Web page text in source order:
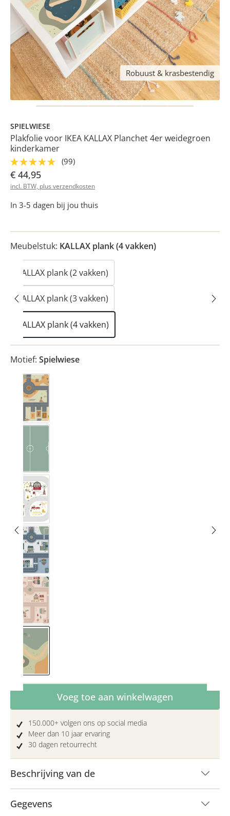
Robuust & krasbestendig
SPIELWIESE
Plakfolie voor IKEA KALLAX Planchet 4er weidegroen
kinderkamer
(99)
€ 44,95
incl. BTW, plus verzendkosten
In 3-5 dagen bij jou thuis
Meubelstuk: KALLAX plank (4 vakken)
KALLAX plank (2 vakken)
KALLAX plank (3 vakken)
KALLAX plank (4 vakken)
Motief: Spielwiese
Bauplats
Fussballplats
(Deze optie is momenteel niet beschikbaar.)
Landleben
Småstraat blauw
Småstraat roze
Spielwiese
Producthoeveelheid: Voer de gewenste
Voeg toe aan winkelwagen
150.000+ volgen ons op social media
Meer dan 10 jaar ervaring
30 dagen retourrecht
Beschrijving van de
Gegevens